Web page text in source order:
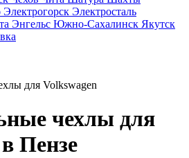
Электрогорск Электросталь
Энгельс Южно-Сахалинск Якутск
для Volkswagen
чехлы для
Пензе